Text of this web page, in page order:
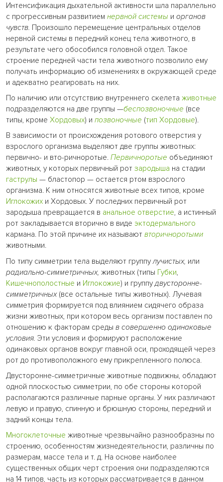
Интенсификация дыхательной активности шла параллельно
с прогрессивным развитием нервной системы и органов
чувств. Произошло перемещение центральных отделов
нервной системы в передний конец тела животного, в
результате чего обособился головной отдел. Такое
строение передней части тела животного позволило ему
получать информацию об изменениях в окружающей среде
и адекватно реагировать на них.
По наличию или отсутствию внутреннего скелета животные
подразделяются на две группы —беспозвоночные (все
типы, кроме Хордовых) и позвоночные (тип Хордовые).
В зависимости от происхождения ротового отверстия у
взрослого организма выделяют две группы животных:
первично- и вто-ричноротые. Первичноротые объединяют
животных, у которых первичный рот зародыша на стадии
гаструлы — бластопор — остается ртом взрослого
организма. К ним относятся животные всех типов, кроме
Иглокожих и Хордовых. У последних первичный рот
зародыша превращается в анальное отверстие, а истинный
рот закладывается вторично в виде эктодермального
кармана. По этой причине их называют вторичноротыми
животными.
По типу симметрии тела выделяют группулучистых, или
радиально-симметричных, животных (типы Губки,
Кишечнополостные и Иглокожие) и группудвусторонне-
симметричных(все остальные типы животных). Лучевая
симметрия формируется под влиянием сидячего образа
жизни животных, при котором весь организм поставлен по
отношению к факторам среды в совершенно одинаковые
условия. Эти условия и формируют расположение
одинаковых органов вокруг главной оси, проходящей через
рот до противоположного ему прикрепленного полюса.
Двусторонне-симметричные животные подвижны, обладают
одной плоскостью симметрии, по обе стороны которой
располагаются различные парные органы. У них различают
левую и правую, спинную и брюшную стороны, передний и
задний концы тела.
Многоклеточные животные чрезвычайно разнообразны по
строению, особенностям жизнедеятельности, различны по
размерам, массе тела и т. д. На основе наиболее
существенных общих черт строения они подразделяются
на 14 типов, часть из которых рассматривается в данном